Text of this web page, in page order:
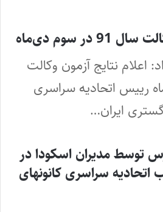
سوم دی‌ماه
اعلام نتایج آزمون وکالت
رییس اتحادیه سراسری
ایران…
توسط مدیران اسکودا در
سراسری کانونهای